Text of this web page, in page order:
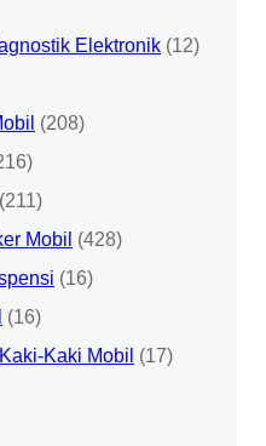
Elektronik (12)
(208)
(211)
Mobil (428)
(16)
(16)
Kaki Mobil (17)